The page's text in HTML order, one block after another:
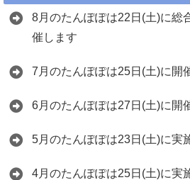
8月のたんぽぽは22日(土)に総
催します
7月のたんぽぽは25日(土)に開
6月のたんぽぽは27日(土)に開
5月のたんぽぽは23日(土)に実
4月のたんぽぽは25日(土)に実